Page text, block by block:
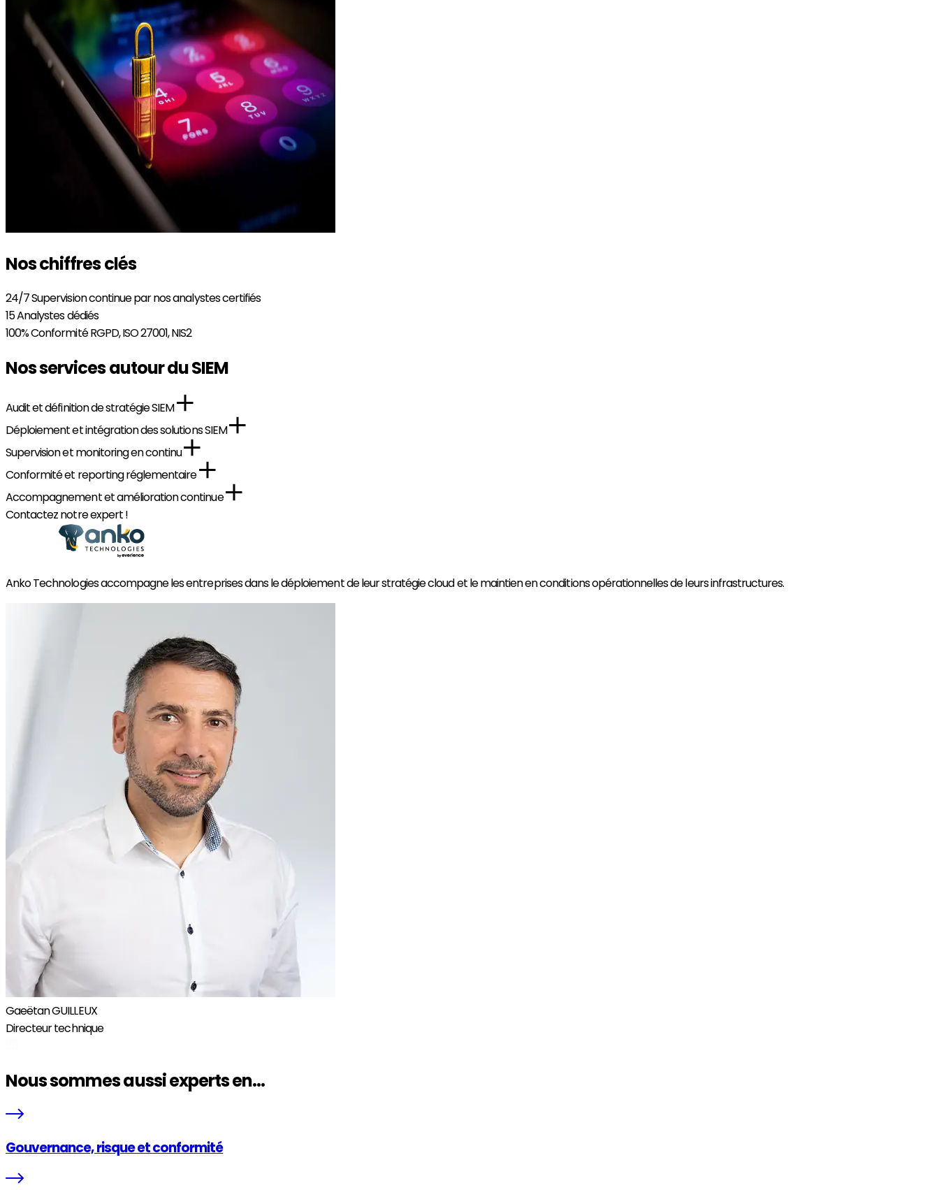
Nos chiffres clés
24/7Supervision continue par nos analystes certifiés
15Analystes dédiés
100%Conformité RGPD, ISO 27001, NIS2
Nos services autour du SIEM
Audit et définition de stratégie SIEM
Déploiement et intégration des solutions SIEM
Supervision et monitoring en continu
Conformité et reporting réglementaire
Accompagnement et amélioration continue
Contactez notre expert !
Anko Technologies accompagne les entreprises dans le déploiement de leur stratégie cloud et le maintien en conditions opérationnelles de leurs infrastructures.
Gaeëtan GUILLEUX
Directeur technique​
Nous sommes aussi experts en...
Gouvernance, risque et conformité